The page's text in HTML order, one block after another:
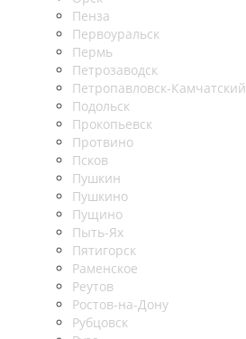
Пенза
Первоуральск
Пермь
Петрозаводск
Петропавловск-Камчатский
Подольск
Прокопьевск
Протвино
Псков
Пушкин
Пушкино
Пущино
Пыть-Ях
Пятигорск
Раменское
Реутов
Ростов-на-Дону
Рубцовск